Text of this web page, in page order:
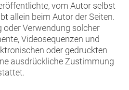
vom Autor selbst
allein beim Autor der Seiten.
oder Verwendung solcher
Videosequenzen und
oder gedruckten
ausdrückliche Zustimmung